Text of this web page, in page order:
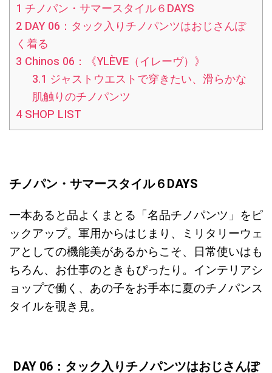
1 チノパン・サマースタイル６DAYS
2DAY 06：タック入りチノパンツはおじさんぽ
く着る
3 Chinos 06：《YLÈVE（イレーヴ）》
3.1 ジャストウエストで穿きたい、滑らかな
肌触りのチノパンツ
4SHOP LIST
チノパン・サマースタイル６DAYS
一本あると品よくまとる「名品チノパンツ」をピ
ックアップ。軍用からはじまり、ミリタリーウェ
アとしての機能美があるからこそ、日常使いはも
ちろん、お仕事のときもぴったり。インテリアシ
ョップで働く、あの子をお手本に夏のチノパンス
タイルを覗き見。
DAY 06：タック入りチノパンツはおじさんぽ